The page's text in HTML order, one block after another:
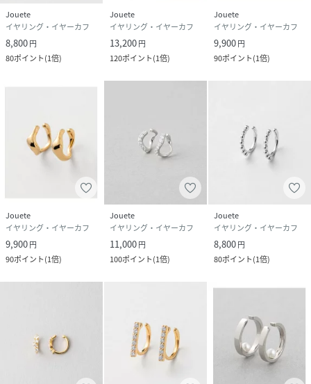
Jouete
イヤリング・イヤーカフ
8,800円
80ポイント(1倍)
Jouete
イヤリング・イヤーカフ
13,200円
120ポイント(1倍)
Jouete
イヤリング・イヤーカフ
9,900円
90ポイント(1倍)
Jouete
イヤリング・イヤーカフ
9,900円
90ポイント(1倍)
Jouete
イヤリング・イヤーカフ
11,000円
100ポイント(1倍)
Jouete
イヤリング・イヤーカフ
8,800円
80ポイント(1倍)